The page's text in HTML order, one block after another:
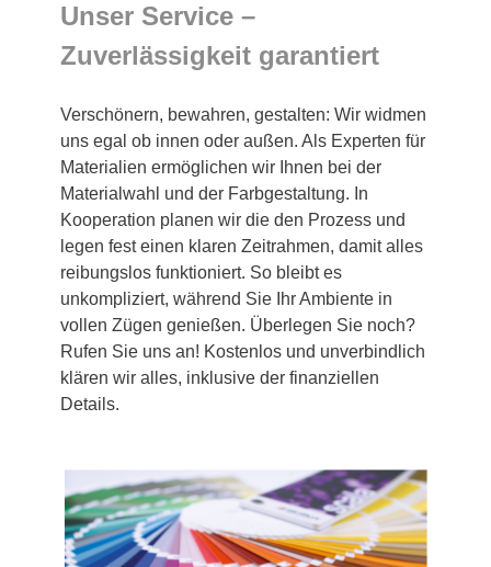
Unser Service –
Zuverlässigkeit garantiert
Verschönern, bewahren, gestalten: Wir widmen
uns egal ob innen oder außen. Als Experten für
Materialien ermöglichen wir Ihnen bei der
Materialwahl und der Farbgestaltung. In
Kooperation planen wir die den Prozess und
legen fest einen klaren Zeitrahmen, damit alles
reibungslos funktioniert. So bleibt es
unkompliziert, während Sie Ihr Ambiente in
vollen Zügen genießen. Überlegen Sie noch?
Rufen Sie uns an! Kostenlos und unverbindlich
klären wir alles, inklusive der finanziellen
Details.